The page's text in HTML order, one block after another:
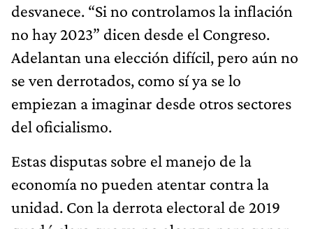
desvanece. “Si no controlamos la inflación
no hay 2023” dicen desde el Congreso.
Adelantan una elección difícil, pero aún no
se ven derrotados, como sí ya se lo
empiezan a imaginar desde otros sectores
del oficialismo.
Estas disputas sobre el manejo de la
economía no pueden atentar contra la
unidad. Con la derrota electoral de 2019